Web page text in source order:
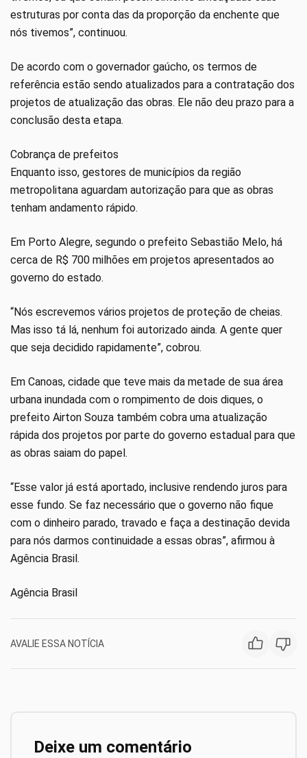
estruturas por conta das da proporção da enchente que
nós tivemos”, continuou.
De acordo com o governador gaúcho, os termos de
referência estão sendo atualizados para a contratação dos
projetos de atualização das obras. Ele não deu prazo para a
conclusão desta etapa.
Cobrança de prefeitos
Enquanto isso, gestores de municípios da região
metropolitana aguardam autorização para que as obras
tenham andamento rápido.
Em Porto Alegre, segundo o prefeito Sebastião Melo, há
cerca de R$ 700 milhões em projetos apresentados ao
governo do estado.
“Nós escrevemos vários projetos de proteção de cheias.
Mas isso tá lá, nenhum foi autorizado ainda. A gente quer
que seja decidido rapidamente”, cobrou.
Em Canoas, cidade que teve mais da metade de sua área
urbana inundada com o rompimento de dois diques, o
prefeito Airton Souza também cobra uma atualização
rápida dos projetos por parte do governo estadual para que
as obras saiam do papel.
“Esse valor já está aportado, inclusive rendendo juros para
esse fundo. Se faz necessário que o governo não fique
com o dinheiro parado, travado e faça a destinação devida
para nós darmos continuidade a essas obras”, afirmou à
Agência Brasil.
Agência Brasil
AVALIE ESSA NOTÍCIA
Deixe um comentário